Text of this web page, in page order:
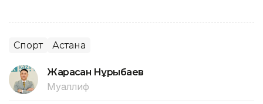
Спорт Астана
Жарасқан Нұрыбаев
Муаллиф